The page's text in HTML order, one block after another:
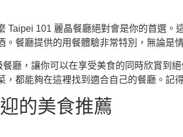
Taipei 101 麗晶餐廳絕對會是你的首選
。餐廳提供的用餐體驗非常特別，無論是
廳，讓你可以在享受美食的同時欣賞到
都能夠在這裡找到適合自己的餐廳。記
的美食推薦